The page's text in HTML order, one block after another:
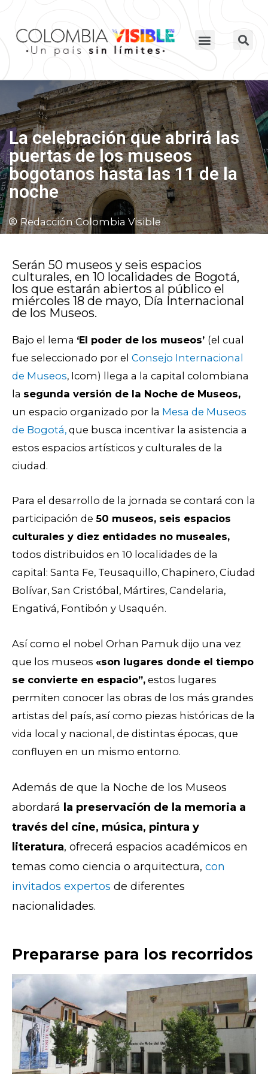
La celebración que abrirá las
puertas de los museos
bogotanos hasta las 11 de la
noche
Redacción Colombia Visible
Serán 50 museos y seis espacios
culturales, en 10 localidades de Bogotá,
los que estarán abiertos al público el
miércoles 18 de mayo, Día Internacional
de los Museos.
Bajo el lema ‘El poder de los museos’ (el cual
fue seleccionado por el Consejo Internacional
de Museos, Icom) llega a la capital colombiana
la segunda versión de la Noche de Museos,
un espacio organizado por la Mesa de Museos
de Bogotá, que busca incentivar la asistencia a
estos espacios artísticos y culturales de la
ciudad.
Para el desarrollo de la jornada se contará con la
participación de 50 museos, seis espacios
culturales y diez entidades no museales,
todos distribuidos en 10 localidades de la
capital: Santa Fe, Teusaquillo, Chapinero, Ciudad
Bolívar, San Cristóbal, Mártires, Candelaria,
Engativá, Fontibón y Usaquén.
Así como el nobel Orhan Pamuk dijo una vez
que los museos «son lugares donde el tiempo
se convierte en espacio”, estos lugares
permiten conocer las obras de los más grandes
artistas del país, así como piezas históricas de la
vida local y nacional, de distintas épocas, que
confluyen en un mismo entorno.
Además de que la Noche de los Museos
abordará la preservación de la memoria a
través del cine, música, pintura y
literatura, ofrecerá espacios académicos en
temas como ciencia o arquitectura, con
invitados expertos de diferentes
nacionalidades.
Prepararse para los recorridos